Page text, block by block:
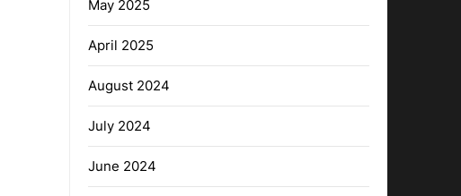
May 2025
April 2025
August 2024
July 2024
June 2024